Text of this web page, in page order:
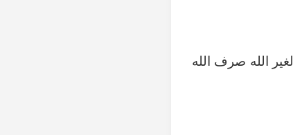
الله صرف الله